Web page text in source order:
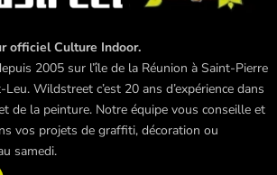
officiel Culture Indoor.
2005 sur l’île de la Réunion à Saint-Pierre
Wildstreet c’est 20 ans d’expérience dans
de la peinture. Notre équipe vous conseille et
vos projets de graffiti, décoration ou
samedi.